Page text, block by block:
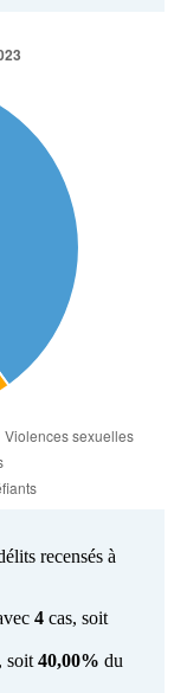
recensés à
4 cas, soit
soit 40,00% du